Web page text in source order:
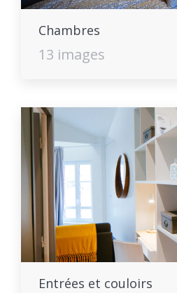
Chambres
13 images
Entrées et couloirs